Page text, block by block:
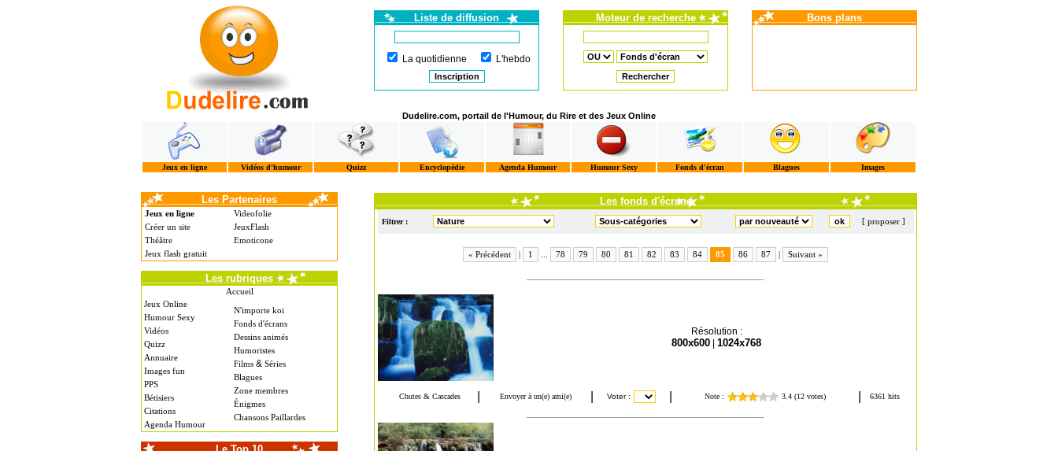
Liste de diffusion
La quotidienne L'hebdo
Moteur de recherche Bons plans
Dudelire.com, portail de l'Humour, du Rire et des Jeux Online
Jeux en ligne Vidéos d'humour Quizz Encyclopédie Agenda Humour Humour Sexy Fonds d'écran Blagues Images
Les Partenaires
Jeux en ligne
Créer un site
Théâtre
Jeux flash gratuit
Videofolie
JeuxFlash
Emoticone
Les rubriques
Accueil
Jeux Online
Humour Sexy
Vidéos
Quizz
Annuaire
Images fun
PPS
Bétisiers
Citations
Agenda Humour
N'importe koi
Fonds d'écrans
Dessins animés
Humoristes
Films & Séries
Blagues
Zone membres
Énigmes
Chansons Paillardes
Les fonds d'écrans
Filtrer : [ proposer ]
« Précédent | 1 78 79 80 81 82 83 84 85 86 87 | Suivant »
Résolution :
800x600 1024x768